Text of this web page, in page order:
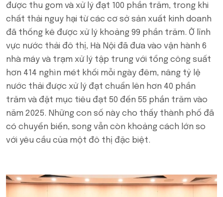
được thu gom và xử lý đạt 100 phần trăm, trong khi
chất thải nguy hại từ các cơ sở sản xuất kinh doanh
đã thống kê được xử lý khoảng 99 phần trăm. Ở lĩnh
vực nước thải đô thị, Hà Nội đã đưa vào vận hành 6
nhà máy và trạm xử lý tập trung với tổng công suất
hơn 414 nghìn mét khối mỗi ngày đêm, nâng tỷ lệ
nước thải được xử lý đạt chuẩn lên hơn 40 phần
trăm và đặt mục tiêu đạt 50 đến 55 phần trăm vào
năm 2025. Những con số này cho thấy thành phố đã
có chuyển biến, song vẫn còn khoảng cách lớn so
với yêu cầu của một đô thị đặc biệt.